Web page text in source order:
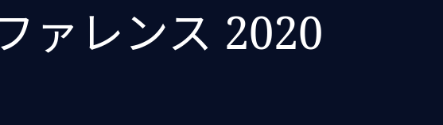
ァレンス 2020